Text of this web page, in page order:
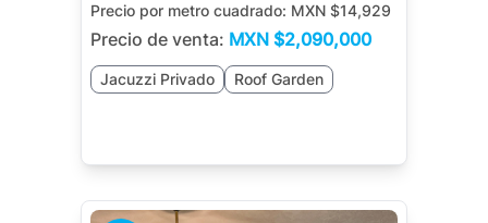
Precio por metro cuadrado: MXN $14,929
Precio de venta: MXN $2,090,000
Jacuzzi Privado Roof Garden